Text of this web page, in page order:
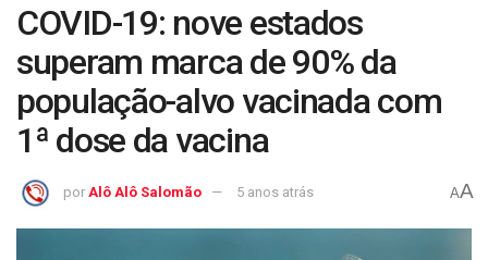
COVID-19: nove estados
superam marca de 90% da
população-alvo vacinada com
1ª dose da vacina
por Alô Alô Salomão 5 anos atrás AA